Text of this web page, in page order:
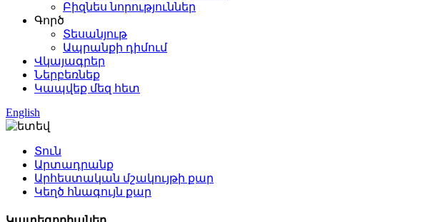
Բիզնես նորություններ
Գործ
Տեսանյութ
Ապրանքի դիմում
Վկայագրեր
Ներբեռնեք
Կապվեք մեզ հետ
English
Տուն
Արտադրանք
Արհեստական ​​մշակույթի քար
Կեղծ հնագույն քար